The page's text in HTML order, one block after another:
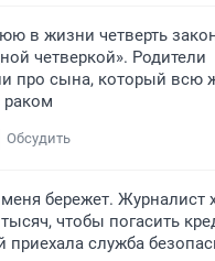
в жизни четверть
четверкой». Родители
про сына, который всю
раком
Обсудить
бережет. Журналист
чтобы погасить
приехала служба